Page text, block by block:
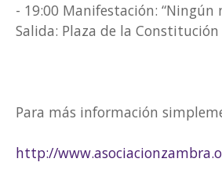
- 19:00 Manifestación: “Ningún
Salida: Plaza de la Constitución
Para más información
http://